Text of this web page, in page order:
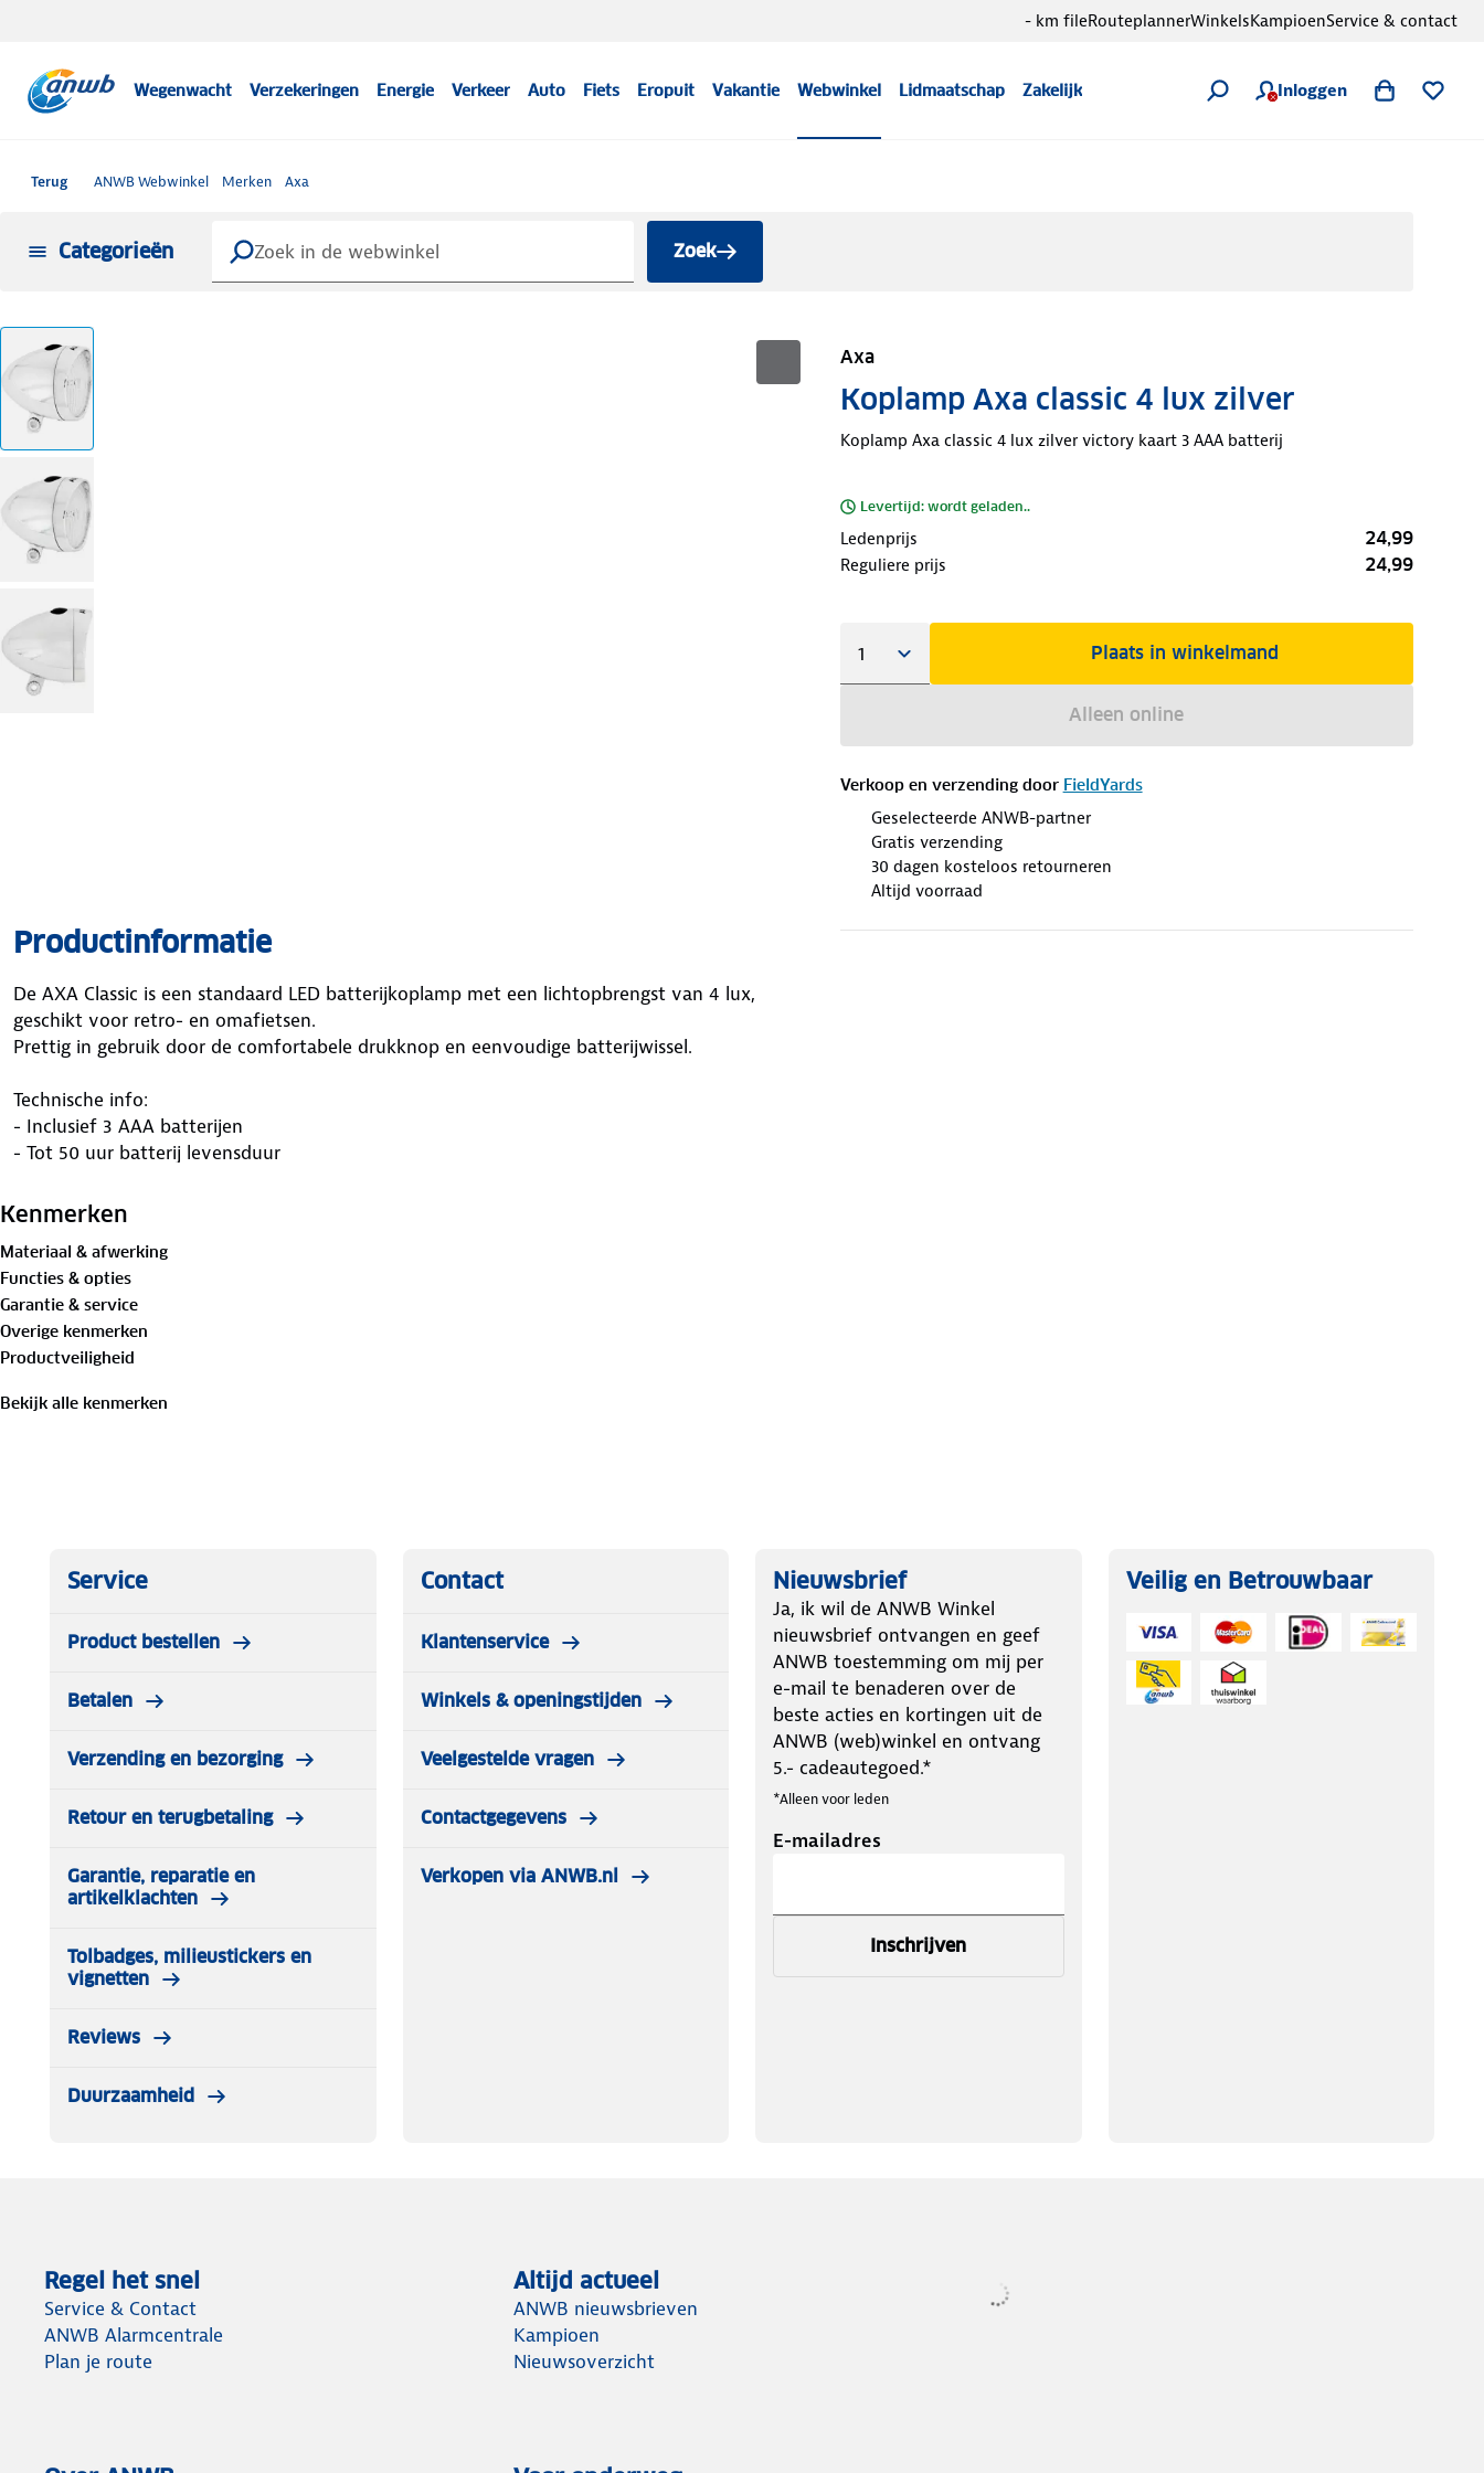
Wegenwacht Verzekeringen Energie Verkeer Auto Fiets Eropuit Vakantie Webwinkel Lidmaatschap Zakelijk Inloggen
- km fileRouteplannerWinkelsKampioenService & contact
Terug ANWB Webwinkel Merken Axa
Categorieën Zoek
Axa
Koplamp Axa classic 4 lux zilver
Koplamp Axa classic 4 lux zilver victory kaart 3 AAA batterij
Levertijd: wordt geladen..
Ledenprijs 24,99
Reguliere prijs 24,99
Plaats in winkelmand
Alleen online
Verkoop en verzending door FieldYards
Geselecteerde ANWB-partner
Gratis verzending
30 dagen kosteloos retourneren
Altijd voorraad
Productinformatie
De AXA Classic is een standaard LED batterijkoplamp met een lichtopbrengst van 4 lux,
geschikt voor retro- en omafietsen.
Prettig in gebruik door de comfortabele drukknop en eenvoudige batterijwissel.
Technische info:
- Inclusief 3 AAA batterijen
- Tot 50 uur batterij levensduur
Kenmerken
Materiaal & afwerking
Functies & opties
Garantie & service
Overige kenmerken
Productveiligheid
Bekijk alle kenmerken
Service
Product bestellen
Betalen
Verzending en bezorging
Retour en terugbetaling
Garantie, reparatie en
artikelklachten
Tolbadges, milieustickers en
vignetten
Reviews
Duurzaamheid
Contact
Klantenservice
Winkels & openingstijden
Veelgestelde vragen
Contactgegevens
Verkopen via ANWB.nl
Nieuwsbrief
Ja, ik wil de ANWB Winkel
nieuwsbrief ontvangen en geef
ANWB toestemming om mij per
e-mail te benaderen over de
beste acties en kortingen uit de
ANWB (web)winkel en ontvang
5.- cadeautegoed.*
*Alleen voor leden
E-mailadres
Inschrijven
Veilig en Betrouwbaar
Regel het snel
Service & Contact
ANWB Alarmcentrale
Plan je route
Altijd actueel
ANWB nieuwsbrieven
Kampioen
Nieuwsoverzicht